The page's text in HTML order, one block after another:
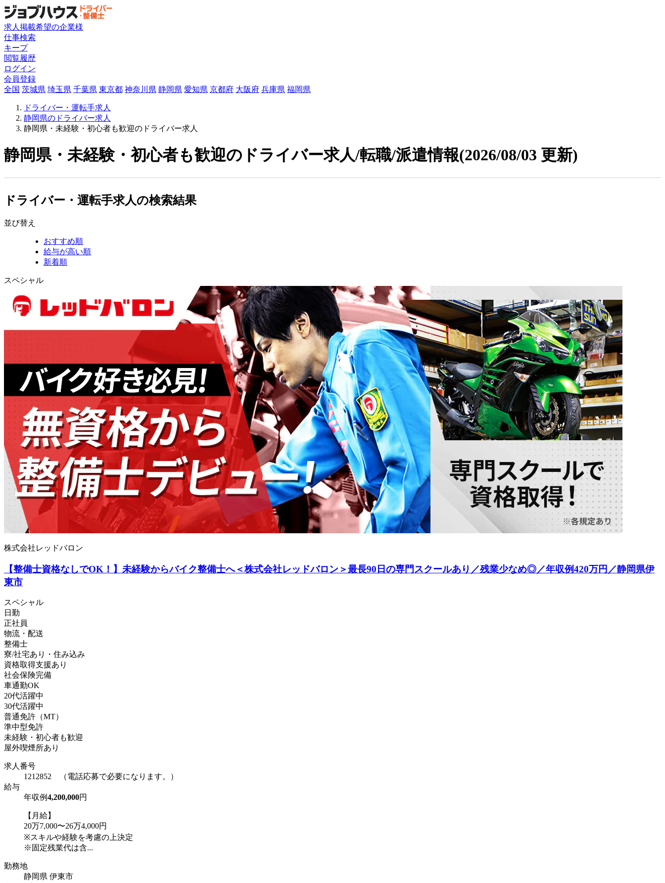
求人掲載希望の企業様
仕事検索
キープ
閲覧履歴
ログイン
会員登録
全国 茨城県 埼玉県 千葉県 東京都 神奈川県 静岡県 愛知県 京都府 大阪府 兵庫県 福岡県
ドライバー・運転手求人
静岡県のドライバー求人
静岡県・未経験・初心者も歓迎のドライバー求人
静岡県・未経験・初心者も歓迎のドライバー求人/転職/派遣情報(2026/08/03 更新)
ドライバー・運転手求人の検索結果
並び替え
おすすめ順
給与が高い順
新着順
スペシャル
株式会社レッドバロン
【整備士資格なしでOK！】未経験からバイク整備士へ＜株式会社レッドバロン＞最長90日の専門スクールあり／残業少なめ◎／年収例420万円／静岡県伊
東市
スペシャル
日勤
正社員
物流・配送
整備士
寮/社宅あり・住み込み
資格取得支援あり
社会保険完備
車通勤OK
20代活躍中
30代活躍中
普通免許（MT）
準中型免許
未経験・初心者も歓迎
屋外喫煙所あり
求人番号
1212852 （電話応募で必要になります。）
給与
年収例4,200,000円
【月給】
20万7,000〜26万4,000円
※スキルや経験を考慮の上決定
※固定残業代は含...
勤務地
静岡県 伊東市